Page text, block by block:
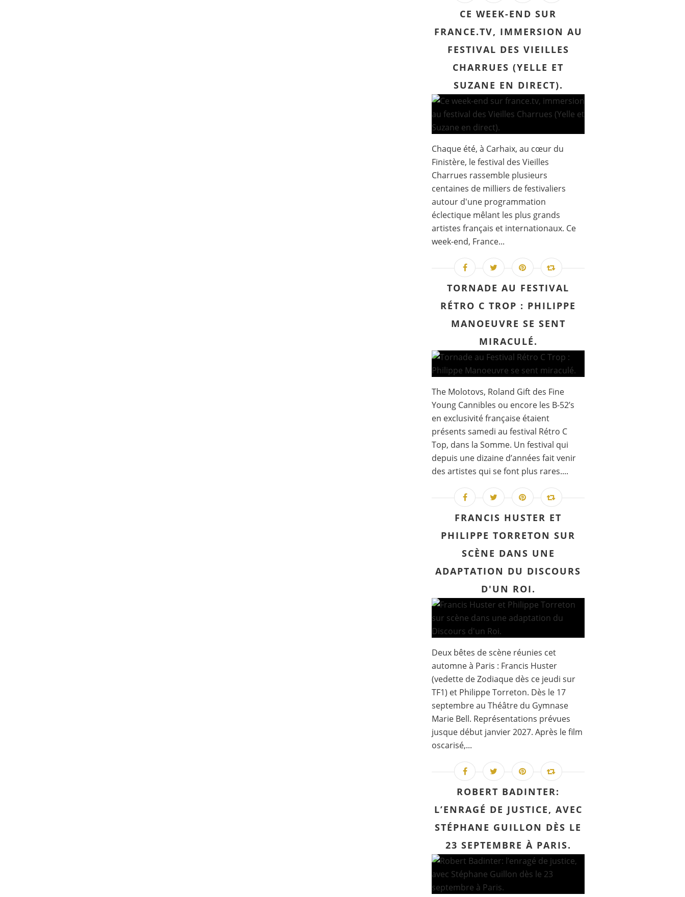
CE WEEK-END SUR
FRANCE.TV, IMMERSION AU
FESTIVAL DES VIEILLES
CHARRUES (YELLE ET
SUZANE EN DIRECT).
Chaque été, à Carhaix, au cœur du
Finistère, le festival des Vieilles
Charrues rassemble plusieurs
centaines de milliers de festivaliers
autour d'une programmation
éclectique mêlant les plus grands
artistes français et internationaux. Ce
week-end, France...
TORNADE AU FESTIVAL
RÉTRO C TROP : PHILIPPE
MANOEUVRE SE SENT
MIRACULÉ.
The Molotovs, Roland Gift des Fine
Young Cannibles ou encore les B-52’s
en exclusivité française étaient
présents samedi au festival Rétro C
Top, dans la Somme. Un festival qui
depuis une dizaine d’années fait venir
des artistes qui se font plus rares....
FRANCIS HUSTER ET
PHILIPPE TORRETON SUR
SCÈNE DANS UNE
ADAPTATION DU DISCOURS
D'UN ROI.
Deux bêtes de scène réunies cet
automne à Paris : Francis Huster
(vedette de Zodiaque dès ce jeudi sur
TF1) et Philippe Torreton. Dès le 17
septembre au Théâtre du Gymnase
Marie Bell. Représentations prévues
jusque début janvier 2027. Après le film
oscarisé,...
ROBERT BADINTER:
L’ENRAGÉ DE JUSTICE, AVEC
STÉPHANE GUILLON DÈS LE
23 SEPTEMBRE À PARIS.